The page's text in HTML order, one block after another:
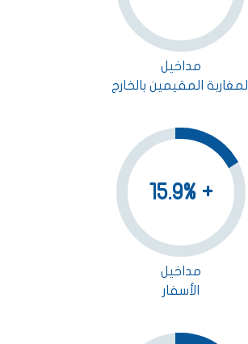
مداخيل
المغاربة المقيمين بالخارج
+ 15.9%
مداخيل
الأسفار